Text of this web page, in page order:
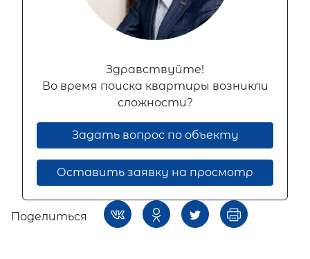
Здравствуйте!
Во время поиска квартиры возникли
сложности?
Задать вопрос по объекту
Оставить заявку на просмотр
Поделиться